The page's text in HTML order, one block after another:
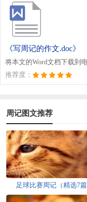
《写周记的作文.doc》
将本文的Word文档下载到
推荐度：
周记图文推荐
足球比赛周记（精选7篇